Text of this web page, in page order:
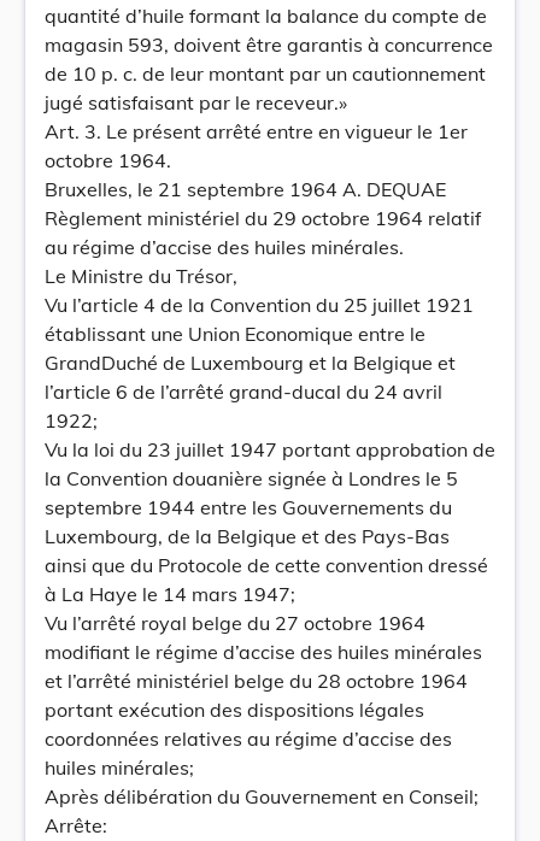
quantité d’huile formant la balance du compte de
magasin 593, doivent être garantis à concurrence
de 10 p. c. de leur montant par un cautionnement
jugé satisfaisant par le receveur.»
Art. 3. Le présent arrêté entre en vigueur le 1er
octobre 1964.
Bruxelles, le 21 septembre 1964 A. DEQUAE
Règlement ministériel du 29 octobre 1964 relatif
au régime d’accise des huiles minérales.
Le Ministre du Trésor,
Vu l’article 4 de la Convention du 25 juillet 1921
établissant une Union Economique entre le
GrandDuché de Luxembourg et la Belgique et
l’article 6 de l’arrêté grand-ducal du 24 avril
1922;
Vu la loi du 23 juillet 1947 portant approbation de
la Convention douanière signée à Londres le 5
septembre 1944 entre les Gouvernements du
Luxembourg, de la Belgique et des Pays-Bas
ainsi que du Protocole de cette convention dressé
à La Haye le 14 mars 1947;
Vu l’arrêté royal belge du 27 octobre 1964
modifiant le régime d’accise des huiles minérales
et l’arrêté ministériel belge du 28 octobre 1964
portant exécution des dispositions légales
coordonnées relatives au régime d’accise des
huiles minérales;
Après délibération du Gouvernement en Conseil;
Arrête: